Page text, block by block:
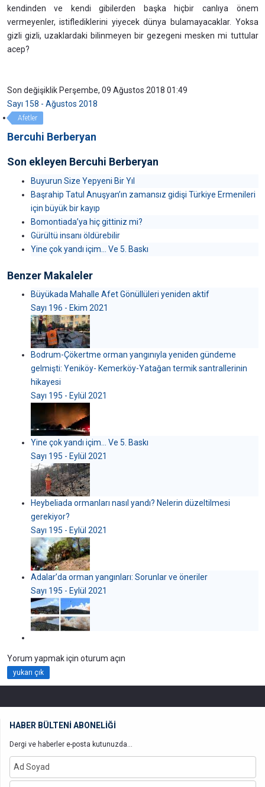
kendinden ve kendi gibilerden başka hiçbir canlıya önem
vermeyenler, istiflediklerini yiyecek dünya bulamayacaklar. Yoksa
gizli gizli, uzaklardaki bilinmeyen bir gezegeni mesken mi tuttular
acep?
Son değişiklik Perşembe, 09 Ağustos 2018 01:49
Sayı 158 - Ağustos 2018
Afetler
Bercuhi Berberyan
Son ekleyen Bercuhi Berberyan
Buyurun Size Yepyeni Bir Yıl
Başrahip Tatul Anuşyan’ın zamansız gidişi Türkiye Ermenileri
için büyük bir kayıp
Bomontiada’ya hiç gittiniz mi?
Gürültü insanı öldürebilir
Yine çok yandı içim… Ve 5. Baskı
Benzer Makaleler
Büyükada Mahalle Afet Gönüllüleri yeniden aktif
Sayı 196 - Ekim 2021
Bodrum-Çökertme orman yangınıyla yeniden gündeme
gelmişti: Yeniköy- Kemerköy-Yatağan termik santrallerinin
hikayesi
Sayı 195 - Eylül 2021
Yine çok yandı içim… Ve 5. Baskı
Sayı 195 - Eylül 2021
Heybeliada ormanları nasıl yandı? Nelerin düzeltilmesi
gerekiyor?
Sayı 195 - Eylül 2021
Adalar’da orman yangınları: Sorunlar ve öneriler
Sayı 195 - Eylül 2021
Yorum yapmak için oturum açın
yukarı çık
HABER BÜLTENİ ABONELİĞİ
Dergi ve haberler e-posta kutunuzda...